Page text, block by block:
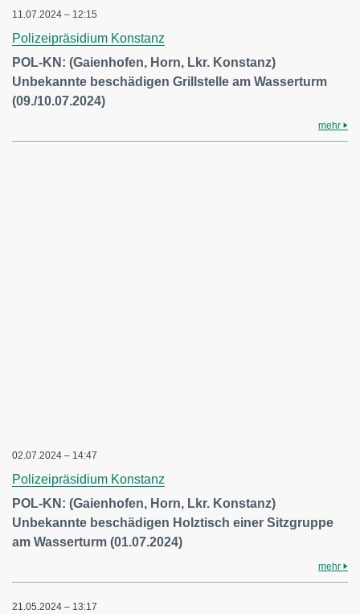
11.07.2024 – 12:15
Polizeipräsidium Konstanz
POL-KN: (Gaienhofen, Horn, Lkr. Konstanz)
Unbekannte beschädigen Grillstelle am Wasserturm
(09./10.07.2024)
mehr
02.07.2024 – 14:47
Polizeipräsidium Konstanz
POL-KN: (Gaienhofen, Horn, Lkr. Konstanz)
Unbekannte beschädigen Holztisch einer Sitzgruppe
am Wasserturm (01.07.2024)
mehr
21.05.2024 – 13:17